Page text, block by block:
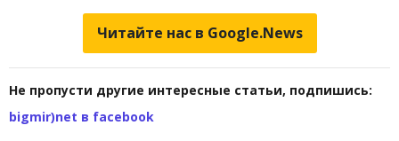
Читайте нас в Google.News
Не пропусти другие интересные статьи, подпишись:
bigmir)net в facebook